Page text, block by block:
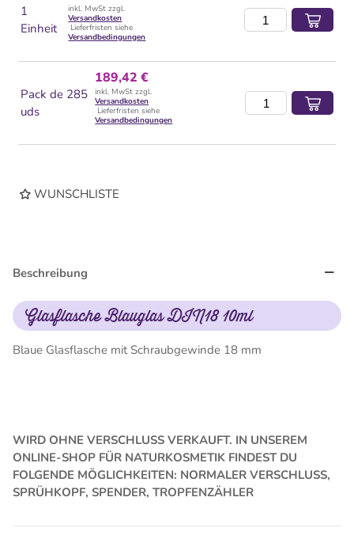
1
Einheit
inkl. MwSt zzgl.
Versandkosten
Lieferfristen siehe
Versandbedingungen
Pack de 285
uds
189,42 €
inkl. MwSt zzgl.
Versandkosten
Lieferfristen siehe
Versandbedingungen
WUNSCHLISTE
Beschreibung
Glasflasche Blauglas DIN18 10ml
Blaue Glasflasche mit Schraubgewinde 18 mm
WIRD OHNE VERSCHLUSS VERKAUFT. IN UNSEREM
ONLINE-SHOP FÜR NATURKOSMETIK FINDEST DU
FOLGENDE MÖGLICHKEITEN: NORMALER VERSCHLUSS,
SPRÜHKOPF, SPENDER, TROPFENZÄHLER